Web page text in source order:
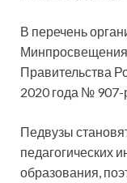
В перечень
Правительства
2020 года № 907-
Педвузы
педагогических
образования,